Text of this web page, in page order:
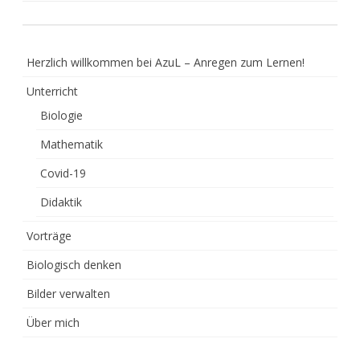
Herzlich willkommen bei AzuL – Anregen zum Lernen!
Unterricht
Biologie
Mathematik
Covid-19
Didaktik
Vorträge
Biologisch denken
Bilder verwalten
Über mich